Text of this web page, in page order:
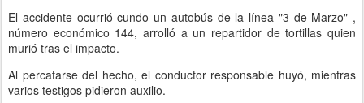
El accidente ocurrió cundo un autobús de la línea "3 de Marzo" ,
número económico 144, arrolló a un repartidor de tortillas quien
murió tras el impacto.
Al percatarse del hecho, el conductor responsable huyó, mientras
varios testigos pidieron auxilio.